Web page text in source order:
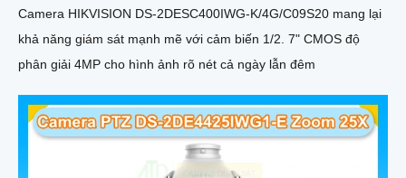
Camera HIKVISION DS-2DESC400IWG-K/4G/C09S20 mang lại
khả năng giám sát mạnh mẽ với cảm biến 1/2. 7" CMOS độ
phân giải 4MP cho hình ảnh rõ nét cả ngày lẫn đêm